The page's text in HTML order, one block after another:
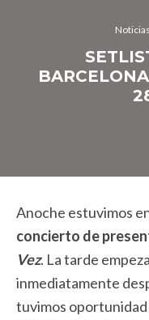
Noticias
Anoche estuvimos
concierto de
Vez. La tarde
inmediatamente
tuvimos oportunidad